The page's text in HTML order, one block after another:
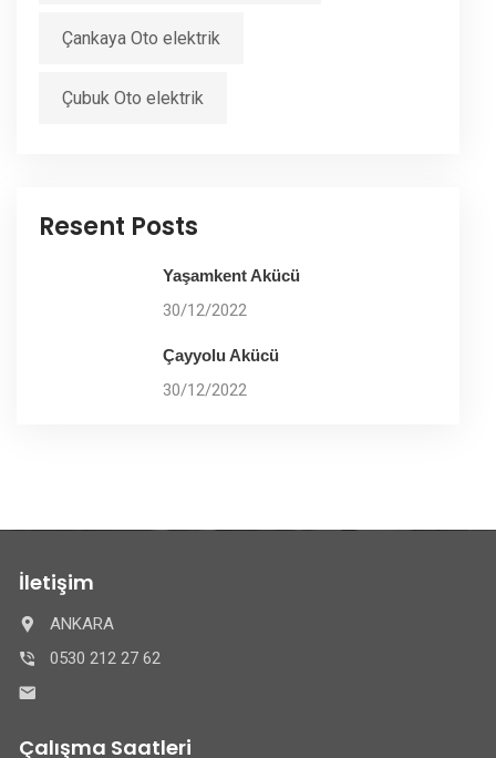
Çankaya Oto elektrik
Çubuk Oto elektrik
Resent Posts
Yaşamkent Akücü
30/12/2022
Çayyolu Akücü
30/12/2022
İletişim
ANKARA
0530 212 27 62
Çalışma Saatleri